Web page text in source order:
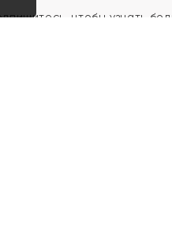
чтобы узнать